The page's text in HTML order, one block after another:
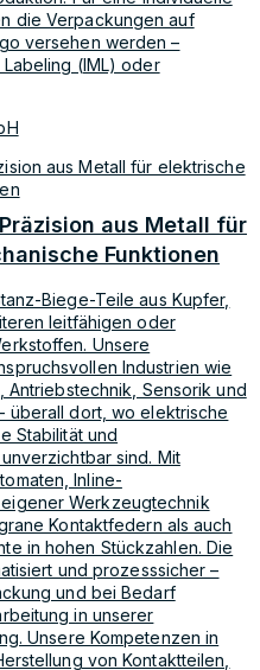
die Verpackungen auf
versehen werden –
(IML) oder
aus Metall für
Funktionen
Biege-Teile aus Kupfer,
leitfähigen oder
Unsere
Industrien wie
Antriebstechnik, Sensorik und
überall dort, wo elektrische
Stabilität und
sind. Mit
Inline-
Werkzeugtechnik
Kontaktfedern als auch
in hohen Stückzahlen. Die
und prozesssicher –
und bei Bedarf
in unserer
Unsere Kompetenzen in
von Kontaktteilen,